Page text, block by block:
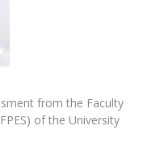
from the Faculty
of the University